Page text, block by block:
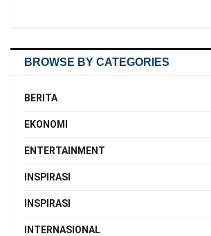
BROWSE BY CATEGORIES
BERITA
EKONOMI
ENTERTAINMENT
INSPIRASI
INSPIRASI
INTERNASIONAL